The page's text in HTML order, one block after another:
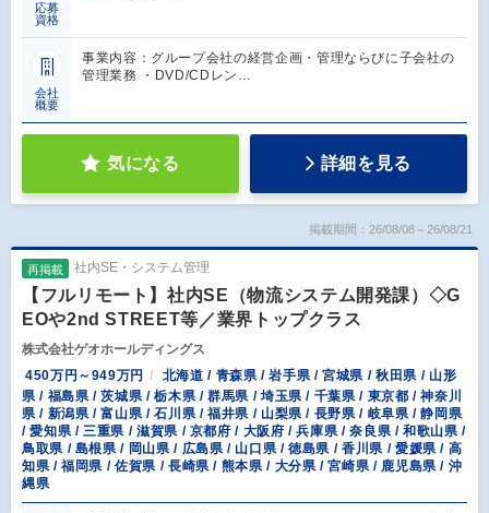
応募
資格
会社
概要
事業内容：グループ会社の経営企画・管理ならびに子会社の
管理業務 ・DVD/CDレン…
気になる 詳細を見る
掲載期間：26/08/08～26/08/21
再掲載 社内SE・システム管理
【フルリモート】社内SE（物流システム開発課）◇G
EOや2nd STREET等／業界トップクラス
株式会社ゲオホールディングス
450万円～949万円
北海道 / 青森県 / 岩手県 / 宮城県 / 秋田県 / 山形
県 / 福島県 / 茨城県 / 栃木県 / 群馬県 / 埼玉県 / 千葉県 / 東京都 / 神奈川
県 / 新潟県 / 富山県 / 石川県 / 福井県 / 山梨県 / 長野県 / 岐阜県 / 静岡県
/ 愛知県 / 三重県 / 滋賀県 / 京都府 / 大阪府 / 兵庫県 / 奈良県 / 和歌山県 /
鳥取県 / 島根県 / 岡山県 / 広島県 / 山口県 / 徳島県 / 香川県 / 愛媛県 / 高
知県 / 福岡県 / 佐賀県 / 長崎県 / 熊本県 / 大分県 / 宮崎県 / 鹿児島県 / 沖
縄県